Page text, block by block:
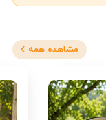
مشاهده همه